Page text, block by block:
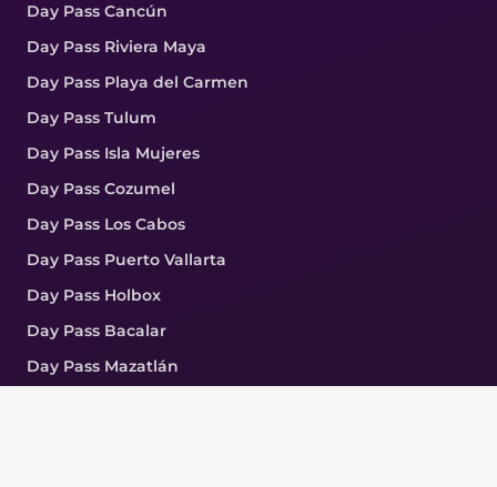
Day Pass Cancún
Day Pass Riviera Maya
Day Pass Playa del Carmen
Day Pass Tulum
Day Pass Isla Mujeres
Day Pass Cozumel
Day Pass Los Cabos
Day Pass Puerto Vallarta
Day Pass Holbox
Day Pass Bacalar
Day Pass Mazatlán